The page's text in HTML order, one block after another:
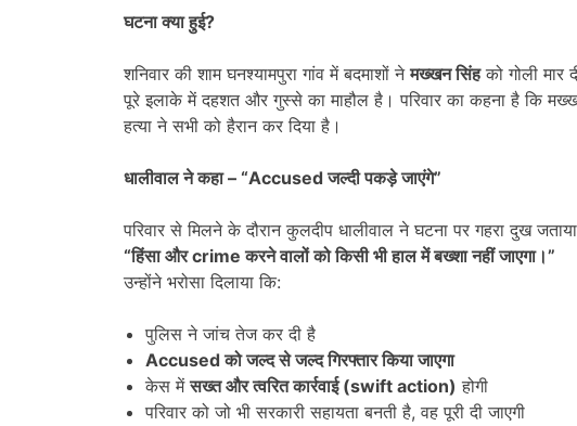
घटना क्या हुई?
शनिवार की शाम घनश्यामपुरा गांव में बदमाशों नेमख्खन सिंहको गोली मार
पूरे इलाके में दहशत और गुस्से का माहौल है। परिवार का कहना है कि
हत्या ने सभी को हैरान कर दिया है।
धालीवाल ने कहा– “Accusedजल्दी पकड़े जाएंगे”
परिवार से मिलने के दौरान कुलदीप धालीवाल ने घटना पर गहरा दुख
“हिंसा और crimeकरने वालों को किसी भी हाल में बख्शा नहीं जाएगा।”
उन्होंने भरोसा दिलाया कि:
पुलिस ने जांच तेज कर दी है
Accusedको जल्द से जल्द गिरफ्तार किया जाएगा
केस मेंसख्त और त्वरित कार्रवाई (swift action) होगी
परिवार को जो भी सरकारी सहायता बनती है, वह पूरी दी जाएगी